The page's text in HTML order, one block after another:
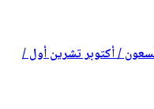
/ أكتوبر تشرين أول /